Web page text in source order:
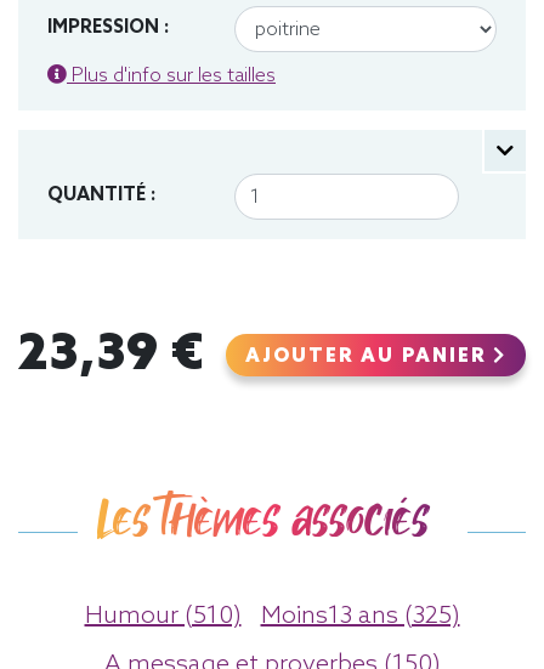
IMPRESSION :
Plus d'info sur les tailles
QUANTITÉ :
23,39 € AJOUTER AU PANIER
Les thèmes associés
Humour (510)
Moins13 ans (325)